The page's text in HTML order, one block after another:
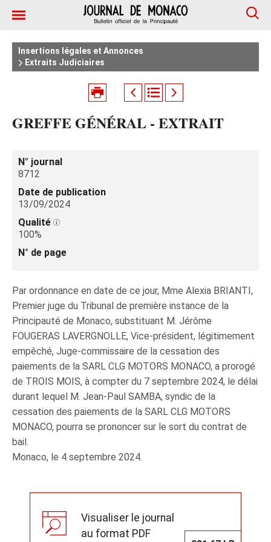
Insertions légales et Annonces
Extraits Judiciaires
GREFFE GÉNÉRAL - EXTRAIT
N° journal
8712
Date de publication
13/09/2024
Qualité
100%
N° de page
Par ordonnance en date de ce jour, Mme Alexia BRIANTI,
Premier juge du Tribunal de première instance de la
Principauté de Monaco, substituant M. Jérôme
FOUGERAS LAVERGNOLLE, Vice-président, légitimement
empêché, Juge‑commissaire de la cessation des
paiements de la SARL CLG MOTORS MONACO, a prorogé
de TROIS MOIS, à compter du 7 septembre 2024, le délai
durant lequel M. Jean-Paul SAMBA, syndic de la
cessation des paiements de la SARL CLG MOTORS
MONACO, pourra se prononcer sur le sort du contrat de
bail.
Monaco, le 4 septembre 2024.
Visualiser le journal
au format PDF